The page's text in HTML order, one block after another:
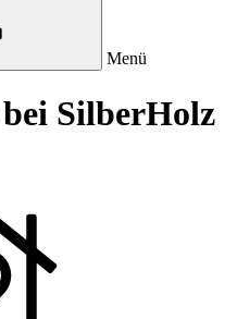
Menü
SilberHolz